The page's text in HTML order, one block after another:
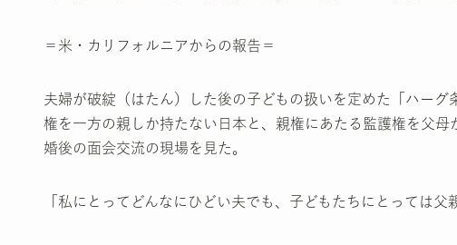
＝米・カリフォルニアからの報告＝
夫婦が破綻（はたん）した後の子どもの扱いを定めた「ハー
権を一方の親しか持たない日本と、親権にあたる監護権を父
婚後の面会交流の現場を見た。
「私にとってどんなにひどい夫でも、子どもたちにとっては